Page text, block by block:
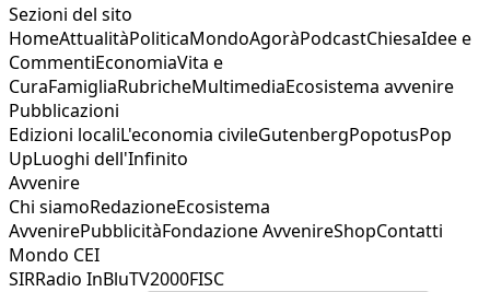
Sezioni del sito
HomeAttualitàPoliticaMondoAgoràPodcastChiesaIdee e
CommentiEconomiaVita e
CuraFamigliaRubricheMultimediaEcosistema avvenire
Pubblicazioni
Edizioni localiL'economia civileGutenbergPopotusPop
UpLuoghi dell'Infinito
Avvenire
Chi siamoRedazioneEcosistema
AvvenirePubblicitàFondazione AvvenireShopContatti
Mondo CEI
SIRRadio InBluTV2000FISC